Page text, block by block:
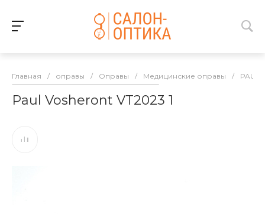
Главная / оправы / Оправы / Медицинские оправы / PAUL
Paul Vosheront VT2023 1